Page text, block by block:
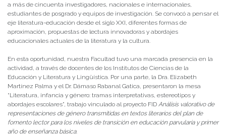
a más de cincuenta investigadores, nacionales e internacionales,
estudiantes de posgrado y equipos de investigación. Se convocó a pensar el
eje literatura-educación desde el siglo XXI, diferentes formas de
aproximación, propuestas de lectura innovadoras y abordajes
educacionales actuales de la literatura y la cultura.
En esta oportunidad, nuestra Facultad tuvo una marcada presencia en la
actividad, a través de docentes de los Institutos de Ciencias de la
Educación y Literatura y Lingüística. Por una parte, la Dra. Elizabeth
Martínez Palma y el Dr. Dámaso Rabanal Gatica, presentaron la mesa
“Literatura, infancia y género: tramas interpretativas, estereotipos y
abordajes escolares”, trabajo vinculado al proyecto FID Análisis valorativo de
representaciones de género transmitidas en textos literarios del plan de
fomento lector para los niveles de transición en educación parvularia y primer
año de enseñanza básica.